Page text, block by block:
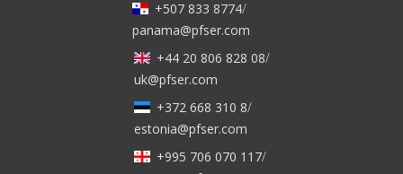
+507 833 8774/
panama@pfser.com
+44 20 806 828 08/
uk@pfser.com
+372 668 310 8/
estonia@pfser.com
+995 706 070 117/